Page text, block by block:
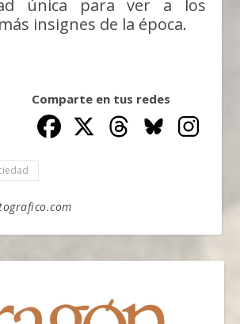
única para ver a los
insignes de la época.
Comparte en tus redes